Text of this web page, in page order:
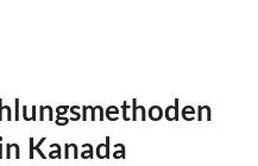
Kanada